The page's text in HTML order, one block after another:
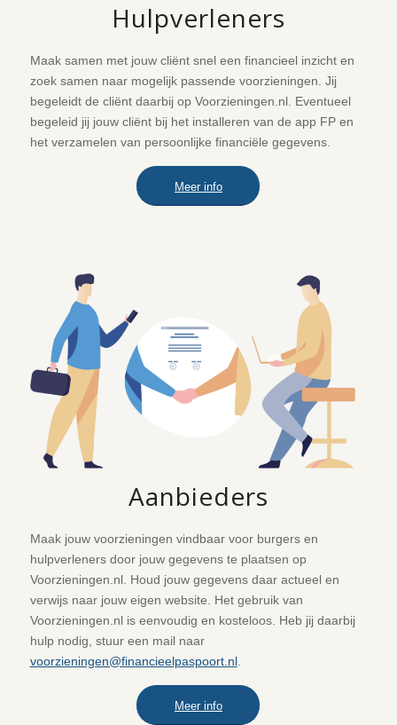
Hulpverleners
Maak samen met jouw cliënt snel een financieel inzicht en
zoek samen naar mogelijk passende voorzieningen. Jij
begeleidt de cliënt daarbij op Voorzieningen.nl. Eventueel
begeleid jij jouw cliënt bij het installeren van de app FP en
het verzamelen van persoonlijke financiële gegevens.
Meer info
Aanbieders
Maak jouw voorzieningen vindbaar voor burgers en
hulpverleners door jouw gegevens te plaatsen op
Voorzieningen.nl. Houd jouw gegevens daar actueel en
verwijs naar jouw eigen website. Het gebruik van
Voorzieningen.nlis eenvoudig en kosteloos. Heb jij daarbij
hulp nodig, stuur een mail naar
voorzieningen@financieelpaspoort.nl.
Meer info